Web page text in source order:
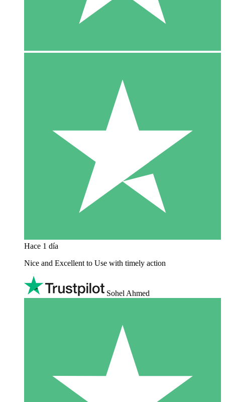
Hace 1 día
Nice and Excellent to Use with timely action
Sohel Ahmed